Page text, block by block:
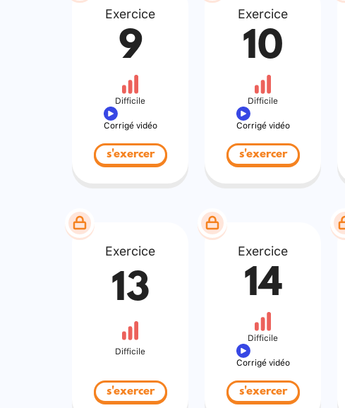
Exercice
9
Difficile
Corrigé vidéo
s'exercer
Exercice
10
Difficile
Corrigé vidéo
s'exercer
Exercice
13
Difficile
s'exercer
Exercice
14
Difficile
Corrigé vidéo
s'exercer